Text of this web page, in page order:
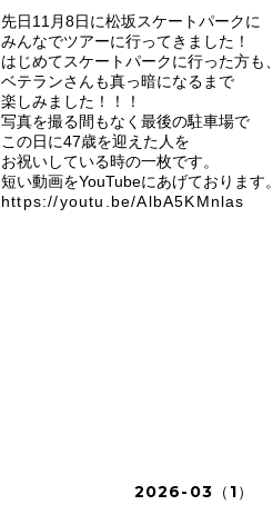
先日11月8日に松坂スケートパークに
みんなでツアーに行ってきました！
はじめてスケートパークに行った方も、
ベテランさんも真っ暗になるまで
楽しみました！！！
写真を撮る間もなく最後の駐車場で
この日に47歳を迎えた人を
お祝いしている時の一枚です。
短い動画をYouTubeにあげております。
https://youtu.be/AlbA5KMnlas
2026-03（1）